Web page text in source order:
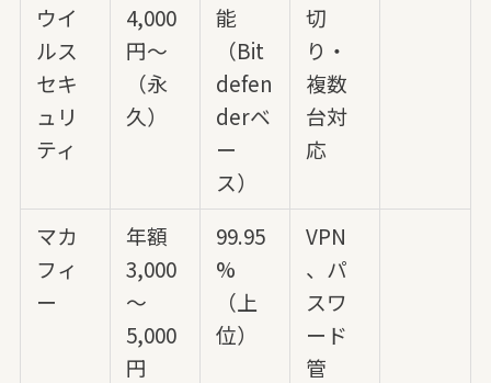
ウイ
ルス
セキ
ュリ
ティ
4,000
円～
（永
久）
能
（Bit
defen
derベ
ー
ス）
切
り・
複数
台対
応
マカ
フィ
ー
年額
3,000
～
5,000
円
99.95
%
（上
位）
VPN
、パ
スワ
ード
管